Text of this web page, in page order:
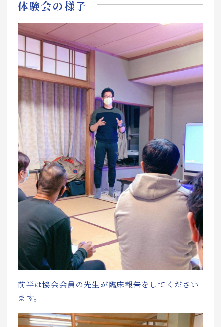
体験会の様子
前半は協会会員の先生が臨床報告をしてください
ます。